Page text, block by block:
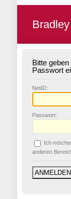
Bitte
Passwort
NetID:
Passwort:
Ich
anderen